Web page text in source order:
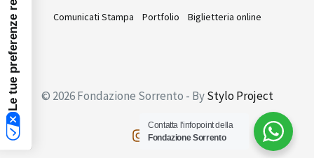
Comunicati Stampa
Portfolio Biglietteria online
© 2026 Fondazione Sorrento - ByStylo Project
Contatta l'infopoint della
Fondazione Sorrento